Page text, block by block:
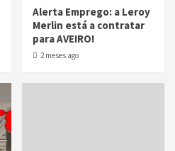
Alerta Emprego: a Leroy
Merlin está a contratar
para AVEIRO!
2 meses ago